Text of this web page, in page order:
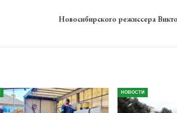
Новосибирского режиссера
НОВОСТИ